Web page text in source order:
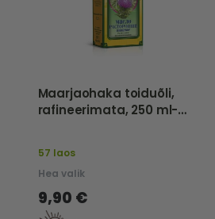
Maarjaohaka toiduõli,
rafineerimata, 250 ml-
57 laos
Hea valik
9,90 €